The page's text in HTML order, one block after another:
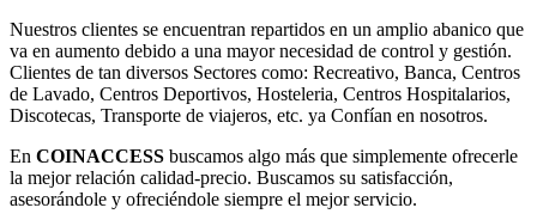
Nuestros clientes se encuentran repartidos en un amplio abanico que
va en aumento debido a una mayor necesidad de control y gestión.
Clientes de tan diversos Sectores como: Recreativo, Banca, Centros
de Lavado, Centros Deportivos, Hosteleria, Centros Hospitalarios,
Discotecas, Transporte de viajeros, etc. ya Confían en nosotros.
En COINACCESS buscamos algo más que simplemente ofrecerle
la mejor relación calidad-precio. Buscamos su satisfacción,
asesorándole y ofreciéndole siempre el mejor servicio.